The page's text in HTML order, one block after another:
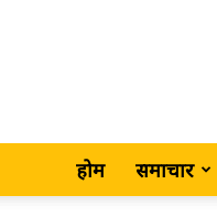
होम समाचार